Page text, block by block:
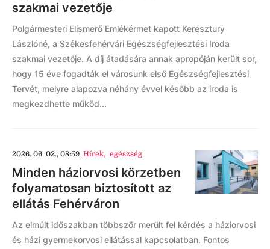
szakmai vezetője
Polgármesteri Elismerő Emlékérmet kapott Keresztury
Lászlóné, a Székesfehérvári Egészségfejlesztési Iroda
szakmai vezetője. A díj átadására annak apropóján került sor,
hogy 15 éve fogadták el városunk első Egészségfejlesztési
Tervét, melyre alapozva néhány évvel később az iroda is
megkezdhette működ...
2026. 06. 02., 08:59 Hírek, egészség
Minden háziorvosi körzetben
folyamatosan biztosított az
ellátás Fehérváron
Az elmúlt időszakban többször merült fel kérdés a háziorvosi
és házi gyermekorvosi ellátással kapcsolatban. Fontos